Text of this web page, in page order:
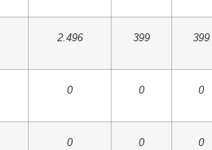
2.496 399 399
0 0 0
0 0 0